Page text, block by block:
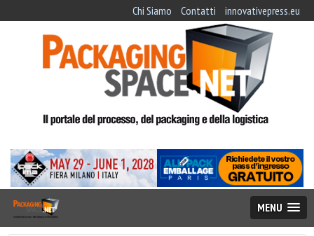
Chi Siamo Contatti innovativepress.eu
MENU